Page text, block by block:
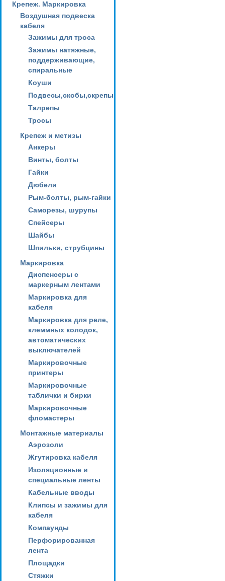
Крепеж. Маркировка
Воздушная подвеска
кабеля
Зажимы для троса
Зажимы натяжные,
поддерживающие,
спиральные
Коуши
Подвесы,скобы,скрепы
Талрепы
Тросы
Крепеж и метизы
Анкеры
Винты, болты
Гайки
Дюбели
Рым-болты, рым-гайки
Саморезы, шурупы
Спейсеры
Шайбы
Шпильки, струбцины
Маркировка
Диспенсеры с
маркерным лентами
Маркировка для
кабеля
Маркировка для реле,
клеммных колодок,
автоматических
выключателей
Маркировочные
принтеры
Маркировочные
таблички и бирки
Маркировочные
фломастеры
Монтажные материалы
Аэрозоли
Жгутировка кабеля
Изоляционные и
специальные ленты
Кабельные вводы
Клипсы и зажимы для
кабеля
Компаунды
Перфорированная
лента
Площадки
Стяжки